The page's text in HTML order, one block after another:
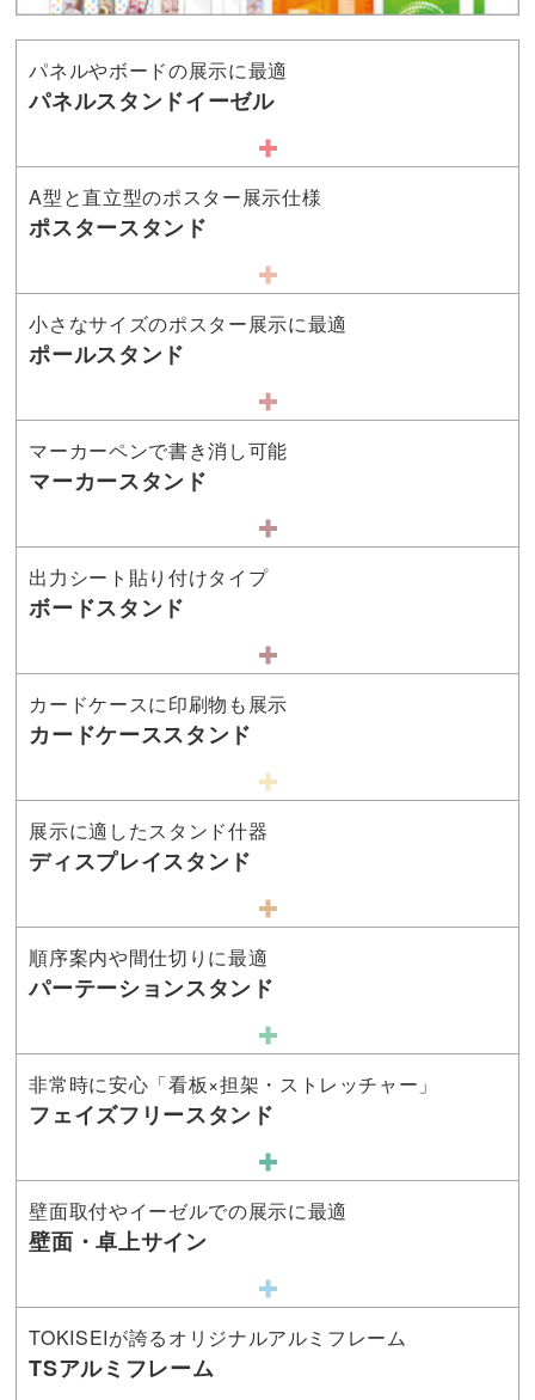
パネルやボードの展示に最適
パネルスタンドイーゼル
A型と直立型のポスター展示仕様
ポスタースタンド
小さなサイズのポスター展示に最適
ポールスタンド
マーカーペンで書き消し可能
マーカースタンド
出力シート貼り付けタイプ
ボードスタンド
カードケースに印刷物も展示
カードケーススタンド
展示に適したスタンド什器
ディスプレイスタンド
順序案内や間仕切りに最適
パーテーションスタンド
非常時に安心「看板×担架・ストレッチャー」
フェイズフリースタンド
壁面取付やイーゼルでの展示に最適
壁面・卓上サイン
TOKISEIが誇るオリジナルアルミフレーム
TSアルミフレーム